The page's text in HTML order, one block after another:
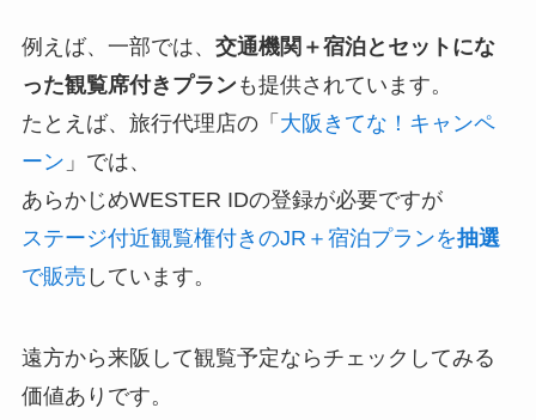
例えば、一部では、 交通機関＋宿泊とセットにな
った観覧席付きプランも提供されています。
たとえば、旅行代理店の「 大阪きてな！キャンペ
ーン 」では、
あらかじめWESTER IDの登録が必要ですが
ステージ付近観覧権付きのJR＋宿泊プランを抽選
で販売 しています。
遠方から来阪して観覧予定ならチェックしてみる
価値ありです。